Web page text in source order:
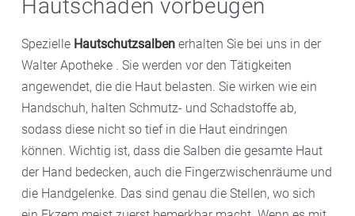
Hautschäden vorbeugen
Spezielle Hautschutzsalben erhalten Sie bei uns in der
Walter Apotheke . Sie werden vor den Tätigkeiten
angewendet, die die Haut belasten. Sie wirken wie ein
Handschuh, halten Schmutz- und Schadstoffe ab,
sodass diese nicht so tief in die Haut eindringen
können. Wichtig ist, dass die Salben die gesamte Haut
der Hand bedecken, auch die Fingerzwischenräume und
die Handgelenke. Das sind genau die Stellen, wo sich